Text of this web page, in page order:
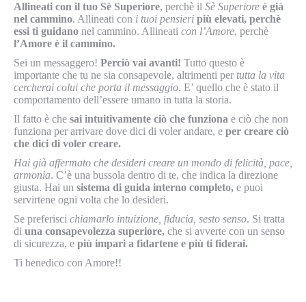
Allineati con il tuo Sè Superiore, perchè il Sè Superiore è già
nel cammino. Allineati con i tuoi pensieri più elevati, perchè
essi ti guidano nel cammino. Allineati con l’Amore, perchè
l’Amore è il cammino.
Sei un messaggero! Perciò vai avanti! Tutto questo è
importante che tu ne sia consapevole, altrimenti per tutta la vita
cercherai colui che porta il messaggio. E’ quello che è stato il
comportamento dell’essere umano in tutta la storia.
Il fatto è che sai intuitivamente ciò che funziona e ciò che non
funziona per arrivare dove dici di voler andare, e per creare ciò
che dici di voler creare.
Hai già affermato che desideri creare un mondo di felicità, pace,
armonia. C’è una bussola dentro di te, che indica la direzione
giusta. Hai un sistema di guida interno completo, e puoi
servirtene ogni volta che lo desideri.
Se preferisci chiamarlo intuizione, fiducia, sesto senso. Si tratta
di una consapevolezza superiore, che si avverte con un senso
di sicurezza, e più impari a fidartene e più ti fiderai.
Ti benedico con Amore!!